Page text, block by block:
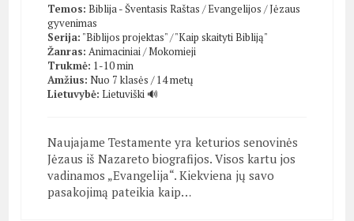
Temos: Biblija - Šventasis Raštas /Evangelijos /Jėzaus
gyvenimas
Serija: "Biblijos projektas"/"Kaip skaityti Bibliją"
Žanras: Animaciniai/Mokomieji
Trukmė: 1-10 min
Amžius: Nuo 7 klasės / 14 metų
Lietuvybė: Lietuviški 🔊
Naujajame Testamente yra keturios senovinės
Jėzaus iš Nazareto biografijos. Visos kartu jos
vadinamos „Evangelija“. Kiekviena jų savo
pasakojimą pateikia kaip…